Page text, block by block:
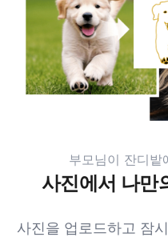
부모님이 잔디밭
사진에서 나만
사진을 업로드하고 잠